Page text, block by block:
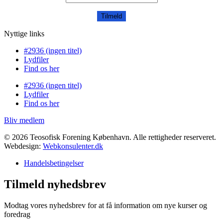
Tilmeld
Nyttige links
#2936 (ingen titel)
Lydfiler
Find os her
#2936 (ingen titel)
Lydfiler
Find os her
Bliv medlem
© 2026 Teosofisk Forening København. Alle rettigheder reserveret.
Webdesign: Webkonsulenter.dk
Handelsbetingelser
Tilmeld nyhedsbrev
Modtag vores nyhedsbrev for at få information om nye kurser og
foredrag